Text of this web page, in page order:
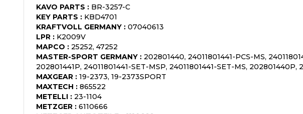
KAVO PARTS : BR-3257-C
KEY PARTS : KBD4701
KRAFTVOLL GERMANY : 07040613
LPR : K2009V
MAPCO : 25252, 47252
MASTER-SPORT GERMANY : 202801440, 24011801441-PCS-MS,
202801441P, 24011801441-SET-MSP, 24011801441-SET-MS, 202801440P,
MAXGEAR : 19-2373, 19-2373SPORT
MAXTECH : 865522
METELLI : 23-1104
METZGER : 6110666